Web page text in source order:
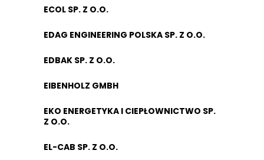
ECOL SP. Z O.O.
EDAG ENGINEERING POLSKA SP. Z O.O.
EDBAK SP. Z O.O.
EIBENHOLZ GMBH
EKO ENERGETYKA I CIEPŁOWNICTWO SP.
Z O.O.
EL-CAB SP. Z O.O.